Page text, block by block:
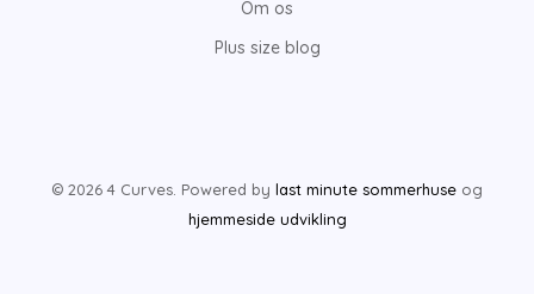
Om os
Plus size blog
© 2026 4 Curves. Powered by last minute sommerhuse og
hjemmeside udvikling